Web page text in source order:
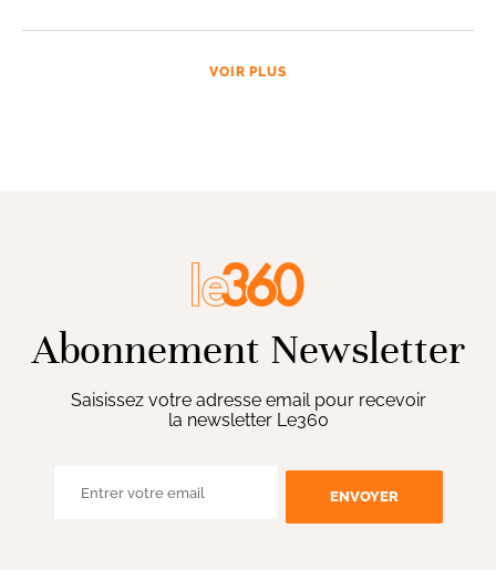
VOIR PLUS
Abonnement Newsletter
Saisissez votre adresse email pour recevoir
la newsletter Le360
ENVOYER